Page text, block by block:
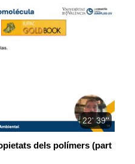
22' 39''
dels polímers (part